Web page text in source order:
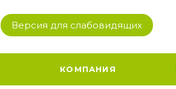
Версия для слабовидящих
КОМПАНИЯ